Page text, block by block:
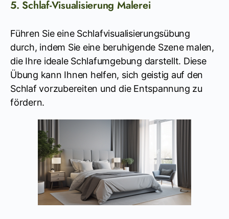
5. Schlaf-Visualisierung Malerei
Führen Sie eine Schlafvisualisierungsübung
durch, indem Sie eine beruhigende Szene malen,
die Ihre ideale Schlafumgebung darstellt. Diese
Übung kann Ihnen helfen, sich geistig auf den
Schlaf vorzubereiten und die Entspannung zu
fördern.